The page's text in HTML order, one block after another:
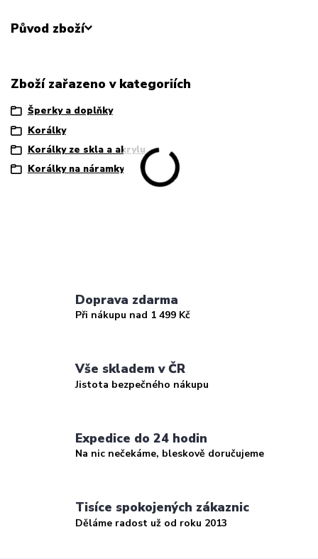
Původ zboží
Zboží zařazeno v kategoriích
Šperky a doplňky
Korálky
Korálky ze skla a akrylu
Korálky na náramky
Doprava zdarma
Při nákupu nad 1 499 Kč
Vše skladem v ČR
Jistota bezpečného nákupu
Expedice do 24 hodin
Na nic nečekáme, bleskově doručujeme
Tisíce spokojených zákaznic
Děláme radost už od roku 2013